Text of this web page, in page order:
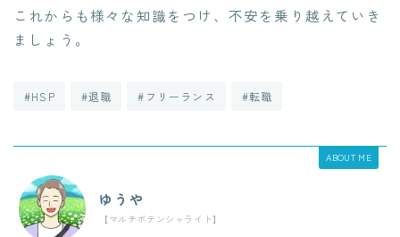
これからも様々な知識をつけ、不安を乗り越えていき
ましょう。
#HSP #退職 #フリーランス #転職
ABOUT ME
ゆうや
【マルチポテンシャライト】